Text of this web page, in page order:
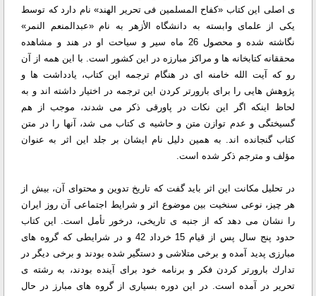
ی اصلی این كتاب «كفاح المسلمین فی تحریر الهند» نام دارد كه توسط
یكی از علمای وابسته به دانشگاه الأزهر به نام «عبدالمنعم النمر»
نگاشته شده و محصول 26 ماه سیر و سیاحت او در هند و مشاهده
محققانه كتابخانه ها و مراكز مبارزه در این كشور است. با این همه از آن
رو كه آیت الله خامنه ای در هنگام ترجمه این كتاب، یادداشت ها و
پژوهش هایی را برای بارورتر كردن این ترجمه در اختیار داشته اند و به
لحاظ اینكه اگر این نكات در پاورقی ذكر می شدند، موجب از هم
گسیختگی و عدم توازن متن و حاشیه ی كتاب می شد، آنها را در متن
كتاب گنجانده اند. به همین دلیل نام ایشان بر جلد این اثر به عنوان
مؤلف و مترجم ذكر شده است.
در تحلیل مكانت این اثر باید گفت كه تاریخ تدوین و محتوای آن، بیش از
هر چیز، نوعی سنخیت بین موضوع اثر و شرایط اجتماعی آن روز ایران
را نشان می دهد كه از جنبه ی تاریخی، درخور تأمل است. این كتاب
حدود پنج سال پس از قیام 15 خرداد 42 و در شرایطی كه گروه های
مبارزی پدید آمده و برخی متلاشی و دستگیر شده بودند و برخی دیگر در
تدارك بارورتر كردن فكر و برنامه خود برای آینده بودند، به رشته ی
تحریر در آمده است. در این دوره بسیاری از گروه های مبارز در حال